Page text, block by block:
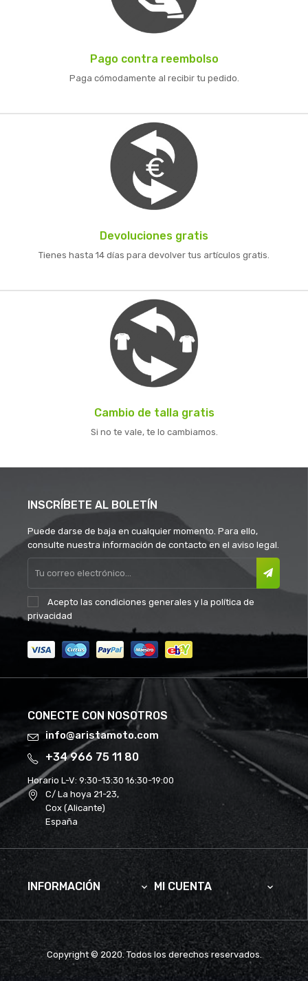
Pago contra reembolso
Paga cómodamente al recibir tu pedido.
Devoluciones gratis
Tienes hasta 14 días para devolver tus artículos gratis.
Cambio de talla gratis
Si no te vale, te lo cambiamos.
INSCRÍBETE AL BOLETÍN
Puede darse de baja en cualquier momento. Para ello,
consulte nuestra información de contacto en el aviso legal.
Acepto las condiciones generales y la política de
privacidad
CONECTE CON NOSOTROS
info@aristamoto.com
+34 966 75 11 80
Horario L-V: 9:30-13:30 16:30-19:00
C/ La hoya 21-23,
Cox (Alicante)
España
INFORMACIÓN  MI CUENTA 
Copyright © 2020. Todos los derechos reservados.